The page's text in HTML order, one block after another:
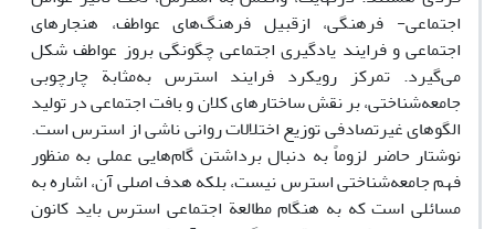
اجتماعی- فرهنگی، ازقبیل فرهنگ‌های عواطف، هنجارهای
اجتماعی و فرایند یادگیری اجتماعی چگونگی بروز عواطف شکل
می‌گیرد. تمرکز رویکرد فرایند استرس به‌مثابة چارچوبی
جامعه‌شناختی، بر نقش ساختارهای کلان و بافت اجتماعی در تولید
الگوهای غیرتصادفی توزیع اختلالات روانی ناشی از استرس است.
نوشتار حاضر لزوماً به دنبال برداشتن گام‌هایی عملی به منظور
فهم جامعه‌شناختی استرس نیست، بلکه هدف اصلی آن، اشاره به
مسائلی است که به هنگام مطالعة اجتماعی استرس باید کانون